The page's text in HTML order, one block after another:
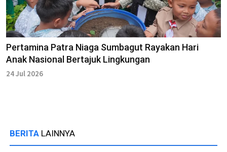
Pertamina Patra Niaga Sumbagut Rayakan Hari
Anak Nasional Bertajuk Lingkungan
24 Jul 2026
BERITA LAINNYA